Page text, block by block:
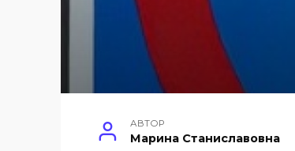
АВТОР
Марина Станиславовна